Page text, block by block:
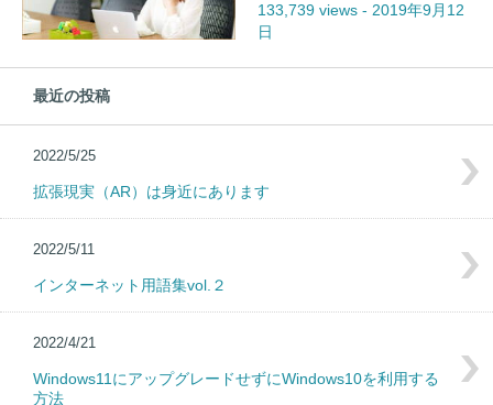
133,739 views - 2019年9月12
日
最近の投稿
2022/5/25
拡張現実（AR）は身近にあります
2022/5/11
インターネット用語集vol.２
2022/4/21
Windows11にアップグレードせずにWindows10を利用する
方法